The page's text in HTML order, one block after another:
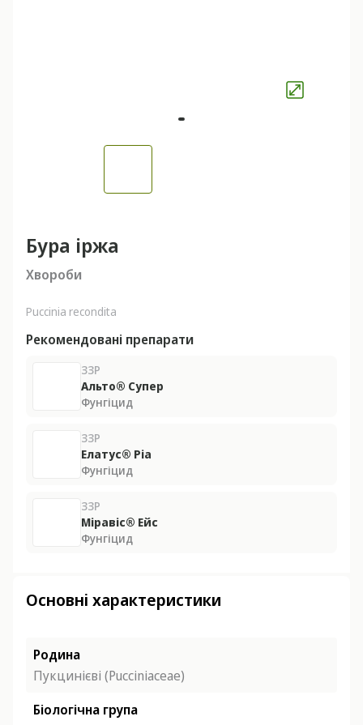
Бура іржа
Хвороби
Puccinia recondita
Рекомендовані препарати
ЗЗР
Альто® Супер
Фунгіцид
ЗЗР
Елатус® Ріа
Фунгіцид
ЗЗР
Міравіс® Ейс
Фунгіцид
Основні характеристики
Родина
Пукцинієві (Pucciniaceae)
Біологічна група